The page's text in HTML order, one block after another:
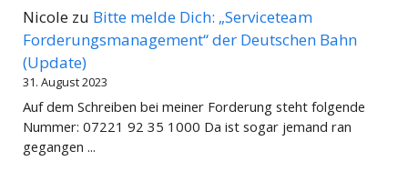
Nicole zu Bitte melde Dich: „Serviceteam
Forderungsmanagement“ der Deutschen Bahn
(Update)
31. August 2023
Auf dem Schreiben bei meiner Forderung steht folgende
Nummer: 07221 92 35 1000 Da ist sogar jemand ran
gegangen ...